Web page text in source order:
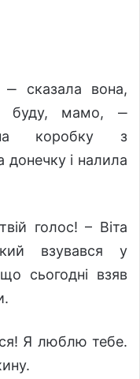
сказала вона,
буду, мамо, ‒
коробку з
донечку і налила
голос! – Віта
взувався у
сьогодні взяв
Я люблю тебе.